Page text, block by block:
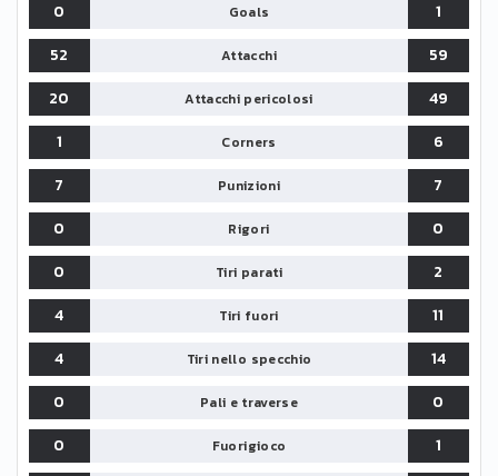
0 Goals
1
52
Attacchi
59
20
Attacchi pericolosi
49
1
Corners
6
7
Punizioni
7
0
Rigori
0
0
Tiri parati
2
4
Tiri fuori
11
4
Tiri nello specchio
14
0
Pali e traverse
0
0
Fuorigioco
1